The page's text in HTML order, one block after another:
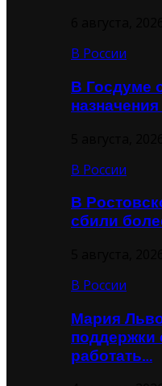
В России
В Госдуме
В России
В
сбили
В России
Мария
поддержки
работать…